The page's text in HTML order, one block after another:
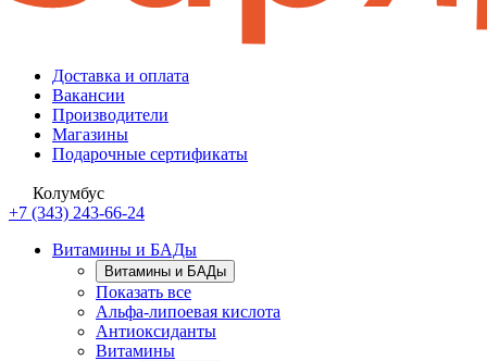
Доставка и оплата
Вакансии
Производители
Магазины
Подарочные сертификаты
Колумбус
+7 (343) 243-66-24
Витамины и БАДы
Витамины и БАДы
Показать все
Альфа-липоевая кислота
Антиоксиданты
Витамины